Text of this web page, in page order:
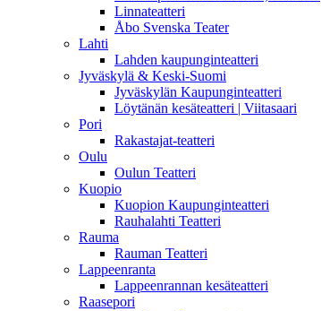
Linnateatteri
Åbo Svenska Teater
Lahti
Lahden kaupunginteatteri
Jyväskylä & Keski-Suomi
Jyväskylän Kaupunginteatteri
Löytänän kesäteatteri | Viitasaari
Pori
Rakastajat-teatteri
Oulu
Oulun Teatteri
Kuopio
Kuopion Kaupunginteatteri
Rauhalahti Teatteri
Rauma
Rauman Teatteri
Lappeenranta
Lappeenrannan kesäteatteri
Raasepori